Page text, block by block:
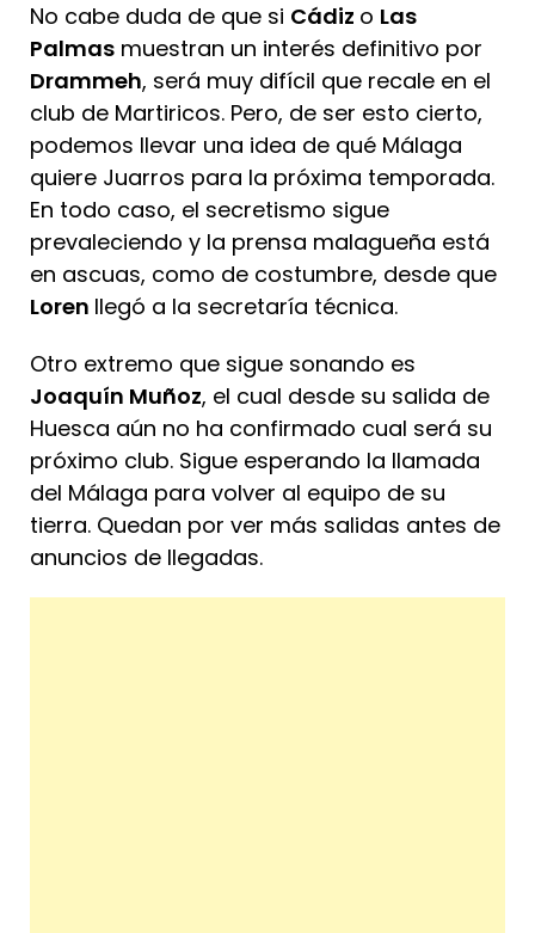
No cabe duda de que si Cádiz o Las
Palmas muestran un interés definitivo por
Drammeh, será muy difícil que recale en el
club de Martiricos. Pero, de ser esto cierto,
podemos llevar una idea de qué Málaga
quiere Juarros para la próxima temporada.
En todo caso, el secretismo sigue
prevaleciendo y la prensa malagueña está
en ascuas, como de costumbre, desde que
Loren llegó a la secretaría técnica.
Otro extremo que sigue sonando es
Joaquín Muñoz, el cual desde su salida de
Huesca aún no ha confirmado cual será su
próximo club. Sigue esperando la llamada
del Málaga para volver al equipo de su
tierra. Quedan por ver más salidas antes de
anuncios de llegadas.